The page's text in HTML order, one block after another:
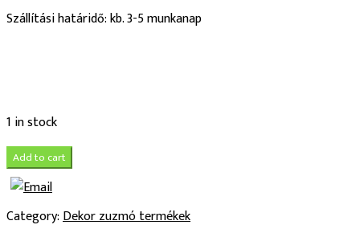
Szállítási határidő: kb. 3-5 munkanap
1 in stock
Add to cart
Category:Dekor zuzmó termékek